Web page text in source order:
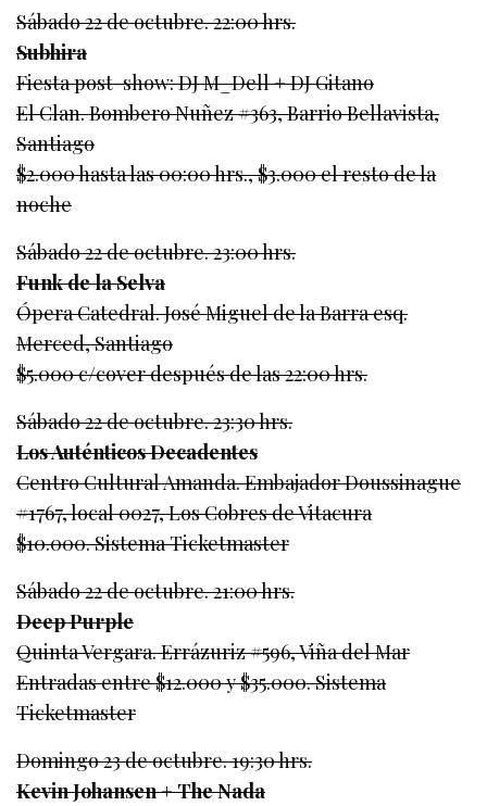
Sábado 22 de octubre. 22:00 hrs.
Subhira
Fiesta post-show: DJ M_Dell + DJ Gitano
El Clan. Bombero Nuñez #363, Barrio Bellavista,
Santiago
$2.000 hasta las 00:00 hrs., $3.000 el resto de la
noche
Sábado 22 de octubre. 23:00 hrs.
Funk de la Selva
Ópera Catedral. José Miguel de la Barra esq.
Merced, Santiago
$5.000 c/cover después de las 22:00 hrs.
Sábado 22 de octubre. 23:30 hrs.
Los Auténticos Decadentes
Centro Cultural Amanda. Embajador Doussinague
#1767, local 0027, Los Cobres de Vitacura
$10.000. Sistema Ticketmaster
Sábado 22 de octubre. 21:00 hrs.
Deep Purple
Quinta Vergara. Errázuriz #596, Viña del Mar
Entradas entre $12.000 y $35.000. Sistema
Ticketmaster
Domingo 23 de octubre. 19:30 hrs.
Kevin Johansen + The Nada